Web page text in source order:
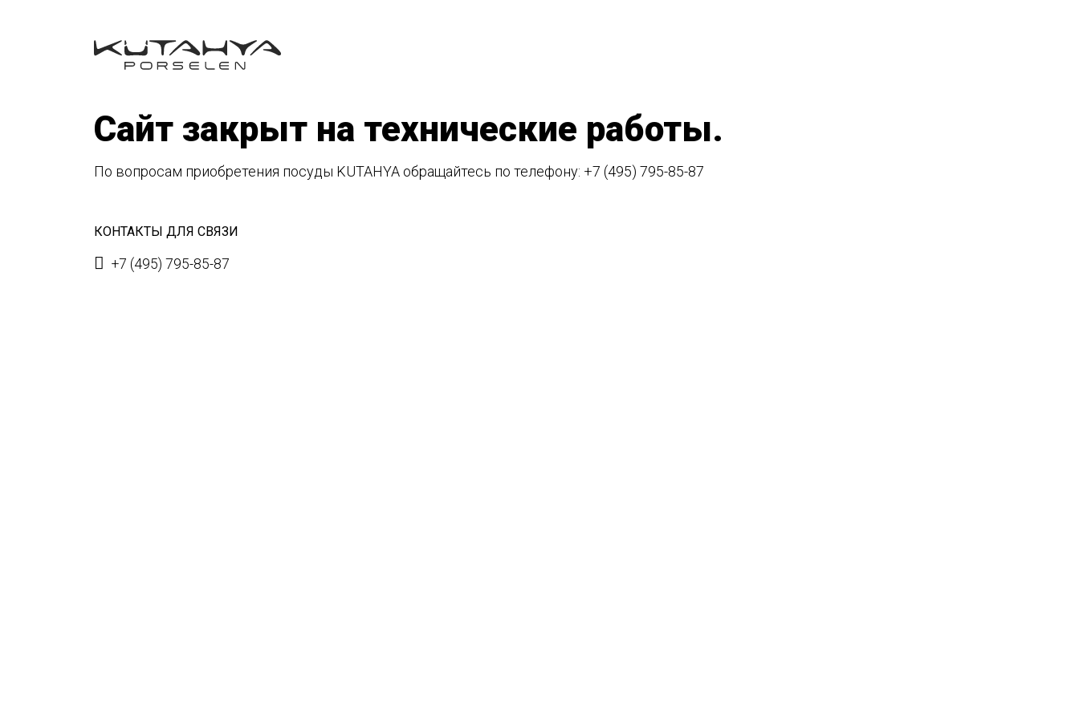
Сайт закрыт на технические работы.
По вопросам приобретения посуды KUTAHYA обращайтесь по телефону: +7 (495) 795-85-87
КОНТАКТЫ ДЛЯ СВЯЗИ
+7 (495) 795-85-87